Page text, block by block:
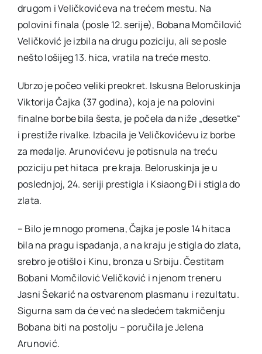
drugom i Veličkovićeva na trećem mestu. Na
polovini finala (posle 12. serije), Bobana Momčilović
Veličković je izbila na drugu poziciju, ali se posle
nešto lošijeg 13. hica, vratila na treće mesto.
Ubrzo je počeo veliki preokret. Iskusna Beloruskinja
Viktorija Čajka (37 godina), koja je na polovini
finalne borbe bila šesta, je počela da niže „desetke“
i prestiže rivalke. Izbacila je Veličkovićevu iz borbe
za medalje. Arunovićevu je potisnula na treću
poziciju pet hitaca pre kraja. Beloruskinja je u
poslednjoj, 24. seriji prestigla i Ksiaong Đi i stigla do
zlata.
– Bilo je mnogo promena, Čajka je posle 14 hitaca
bila na pragu ispadanja, a na kraju je stigla do zlata,
srebro je otišlo i Kinu, bronza u Srbiju. Čestitam
Bobani Momčilović Veličković i njenom treneru
Jasni Šekarić na ostvarenom plasmanu i rezultatu.
Sigurna sam da će već na sledećem takmičenju
Bobana biti na postolju – poručila je Jelena
Arunović.